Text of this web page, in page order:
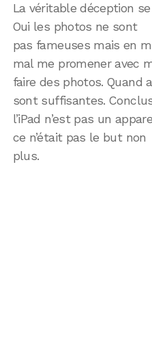
La véritable déception se
Oui les photos ne sont
pas fameuses mais en
mal me promener avec
faire des photos. Quand
sont suffisantes.
l’iPad n’est pas un
ce n’était pas le but non
plus.